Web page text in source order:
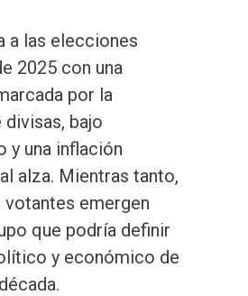
a las elecciones
2025 con una
por la
bajo
y una inflación
alza. Mientras tanto,
votantes emergen
que podría definir
y económico de